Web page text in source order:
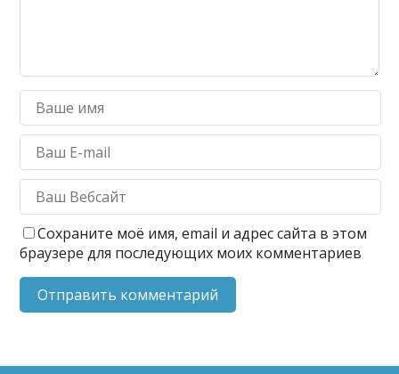
Сохраните моё имя, email и адрес сайта в этом
браузере для последующих моих комментариев